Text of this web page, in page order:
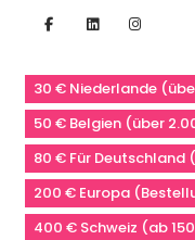
30 € Niederlande
50 € Belgien (über
80 € Für
200 € Europa
400 € Schweiz (ab